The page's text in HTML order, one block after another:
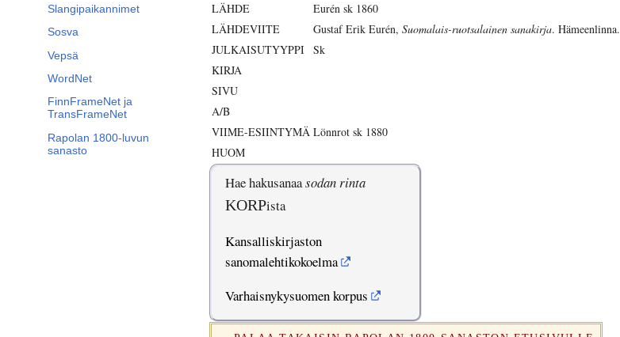
Slangipaikannimet
Sosva
Vepsä
WordNet
FinnFrameNet ja
TransFrameNet
Rapolan 1800-luvun
sanasto
LÄHDE
Eurén sk 1860
LÄHDEVIITE
Gustaf Erik Eurén, Suomalais-ruotsalainen sanakirja. Hämeenlinna.
JULKAISUTYYPPI Sk
KIRJA
SIVU
A/B
VIIME-ESIINTYMÄ Lönnrot sk 1880
HUOM
Hae hakusanaasodan rinta
KORPista
Kansalliskirjaston
sanomalehtikokoelma
Varhaisnykysuomen korpus